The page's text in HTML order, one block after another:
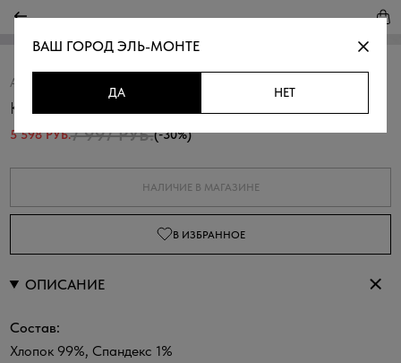
Артикул:
Куртка джинсовая со стразами
5 598 РУБ.7 997 РУБ.(-30%)
НАЛИЧИЕ В МАГАЗИНЕ
В ИЗБРАННОЕ
ОПИСАНИЕ
Состав:
Хлопок 99%, Спандекс 1%
ВАШ ГОРОДЭЛЬ-МОНТЕ
ДА НЕТ